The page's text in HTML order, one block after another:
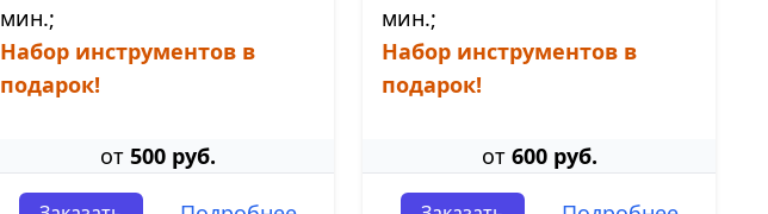
мин.;
Набор инструментов в
подарок!
от 500 руб.
мин.;
Набор инструментов в
подарок!
от 600 руб.